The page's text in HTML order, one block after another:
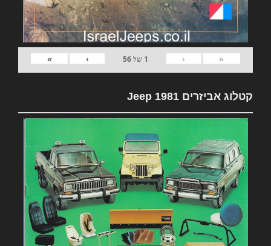
«
‹
1 של56
›
»
קטלוג אביזרים 1981 Jeep